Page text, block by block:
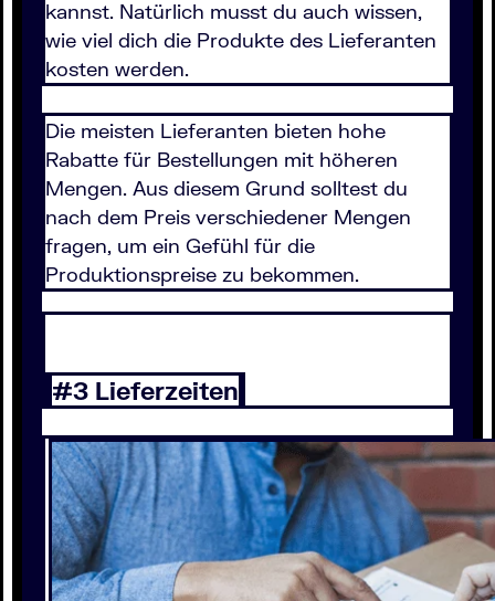
kannst. Natürlich musst du auch wissen,
wie viel dich die Produkte des Lieferanten
kosten werden.
Die meisten Lieferanten bieten hohe
Rabatte für Bestellungen mit höheren
Mengen. Aus diesem Grund solltest du
nach dem Preis verschiedener Mengen
fragen, um ein Gefühl für die
Produktionspreise zu bekommen.
#3 Lieferzeiten